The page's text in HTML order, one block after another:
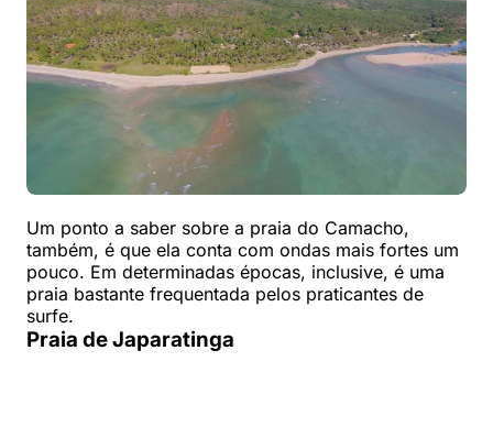
Um ponto a saber sobre a praia do Camacho,
também, é que ela conta com ondas mais fortes um
pouco. Em determinadas épocas, inclusive, é uma
praia bastante frequentada pelos praticantes de
surfe.
Praia de Japaratinga